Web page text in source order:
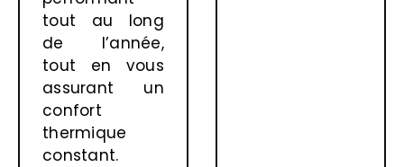
tout au long
de l’année,
tout en vous
assurant un
confort
thermique
constant.